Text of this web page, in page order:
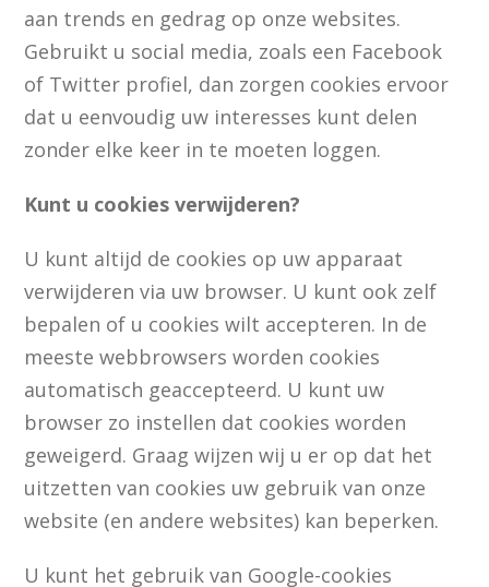
aan trends en gedrag op onze websites.
Gebruikt u social media, zoals een Facebook
of Twitter profiel, dan zorgen cookies ervoor
dat u eenvoudig uw interesses kunt delen
zonder elke keer in te moeten loggen.
Kunt u cookies verwijderen?
U kunt altijd de cookies op uw apparaat
verwijderen via uw browser. U kunt ook zelf
bepalen of u cookies wilt accepteren. In de
meeste webbrowsers worden cookies
automatisch geaccepteerd. U kunt uw
browser zo instellen dat cookies worden
geweigerd. Graag wijzen wij u er op dat het
uitzetten van cookies uw gebruik van onze
website (en andere websites) kan beperken.
U kunt het gebruik van Google-cookies